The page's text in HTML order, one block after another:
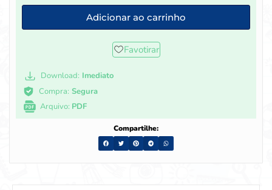
Adicionar ao carrinho
Favotirar
Download: Imediato
Compra: Segura
Arquivo: PDF
Compartilhe: